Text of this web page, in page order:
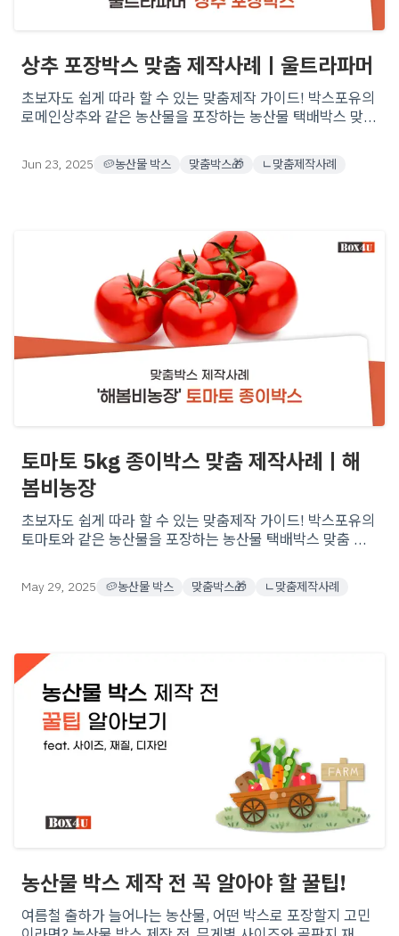
상추 포장박스 맞춤 제작사례ㅣ울트라파머
초보자도 쉽게 따라 할 수 있는 맞춤제작 가이드! 박스포유의
로메인상추와 같은 농산물을 포장하는 농산물 택배박스 맞춤
& 활용법을 공개해요.
Jun 23, 2025 🥔농산물 박스 맞춤박스🎁 ㄴ맞춤제작사례
토마토 5kg 종이박스 맞춤 제작사례ㅣ해
봄비농장
초보자도 쉽게 따라 할 수 있는 맞춤제작 가이드! 박스포유의
토마토와 같은 농산물을 포장하는 농산물 택배박스 맞춤 제
활용법을 공개해요.
May 29, 2025 🥔농산물 박스 맞춤박스🎁 ㄴ맞춤제작사례
농산물 박스 제작 전 꼭 알아야 할 꿀팁!
여름철 출하가 늘어나는 농산물, 어떤 박스로 포장할지 고민